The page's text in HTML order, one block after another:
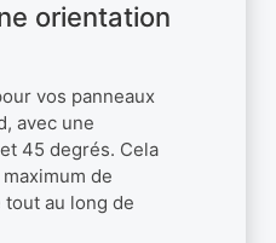
orientation
vos panneaux
avec une
45 degrés. Cela
de
au long de